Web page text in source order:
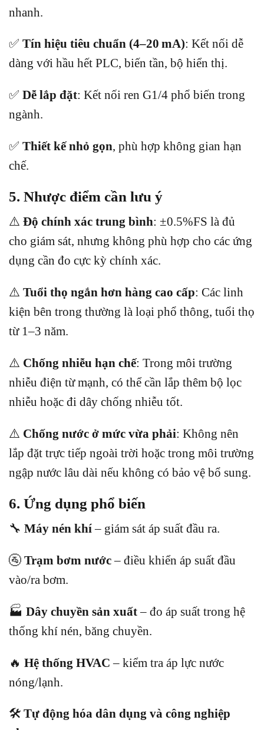
nhanh.
✅ Tín hiệu tiêu chuẩn (4–20 mA): Kết nối dễ
dàng với hầu hết PLC, biến tần, bộ hiển thị.
✅ Dễ lắp đặt: Kết nối ren G1/4 phổ biến trong
ngành.
✅ Thiết kế nhỏ gọn, phù hợp không gian hạn
chế.
5. Nhược điểm cần lưu ý
⚠️ Độ chính xác trung bình: ±0.5%FS là đủ
cho giám sát, nhưng không phù hợp cho các ứng
dụng cần đo cực kỳ chính xác.
⚠️ Tuổi thọ ngắn hơn hàng cao cấp: Các linh
kiện bên trong thường là loại phổ thông, tuổi thọ
từ 1–3 năm.
⚠️ Chống nhiễu hạn chế: Trong môi trường
nhiễu điện từ mạnh, có thể cần lắp thêm bộ lọc
nhiễu hoặc đi dây chống nhiễu tốt.
⚠️ Chống nước ở mức vừa phải: Không nên
lắp đặt trực tiếp ngoài trời hoặc trong môi trường
ngập nước lâu dài nếu không có bảo vệ bổ sung.
6. Ứng dụng phổ biến
🔧 Máy nén khí– giám sát áp suất đầu ra.
🚰 Trạm bơm nước– điều khiển áp suất đầu
vào/ra bơm.
🏭 Dây chuyền sản xuất– đo áp suất trong hệ
thống khí nén, băng chuyền.
🔥 Hệ thống HVAC – kiểm tra áp lực nước
nóng/lạnh.
🛠️ Tự động hóa dân dụng và công nghiệp